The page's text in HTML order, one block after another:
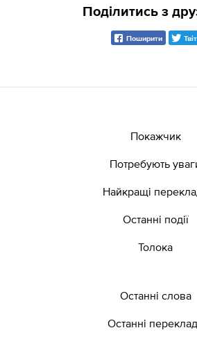
Поділитись з
Поширити Твіт
Покажчик
Потребують
Найкращі
Останні події
Толока
Останні слова
Останні